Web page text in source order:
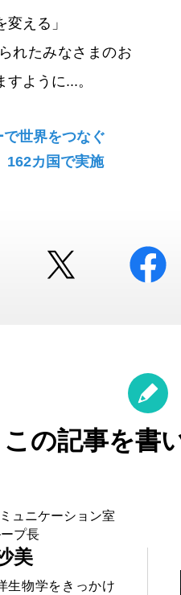
変える」
れたみなさまのお
ように...。
世界をつなぐ
162カ国で実施
この記事を書
ュニケーション室
プ長
美
生物学をきっかけ